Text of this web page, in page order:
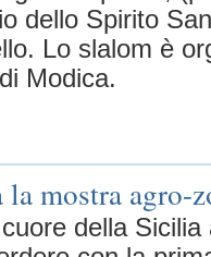
dello Spirito
Lo slalom è
Modica.
mostra agro-
della Sicilia